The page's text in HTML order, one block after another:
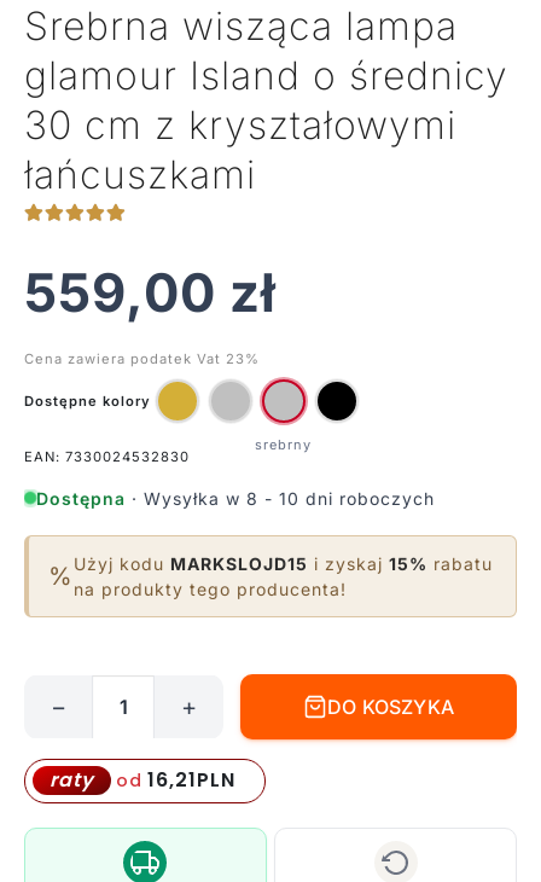
Srebrna wisząca lampa
glamour Island o średnicy
30 cm z kryształowymi
łańcuszkami
559,00 zł
Cena zawiera podatek Vat 23%
Dostępne kolory
EAN: 7330024532830
Dostępna · Wysyłka w 8 - 10 dni roboczych
% Użyj kodu MARKSLOJD15 i zyskaj 15% rabatu
na produkty tego producenta!
wisząca
lampa
glamour
− + DO KOSZYKA
raty od 16,21PLN